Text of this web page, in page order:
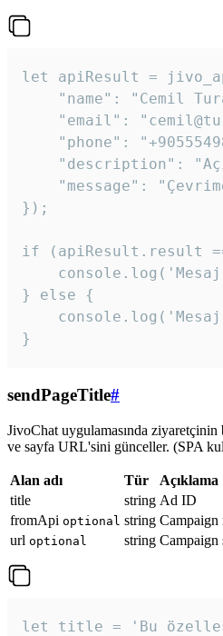
let apiResult =
"name": "Cemil
"email":
"phone":
"description":
"message":
});
if (apiResult.result
} else {
}
sendPageTitle#
JivoChat uygulamasında ziyaretçinin
ve sayfa URL'sini günceller. (SPA
Alan adı Tür
Açıklama
title
string Ad ID
fromApi optional string Campaign
url optional string Campaign
let title = 'Bu